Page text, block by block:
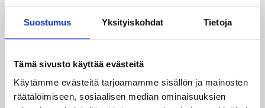
Suostumus Yksityiskohdat Tietoja
Tämä sivusto käyttää evästeitä
Käytämme evästeitä tarjoamamme sisällön ja mainosten
räätälöimiseen, sosiaalisen median ominaisuuksien